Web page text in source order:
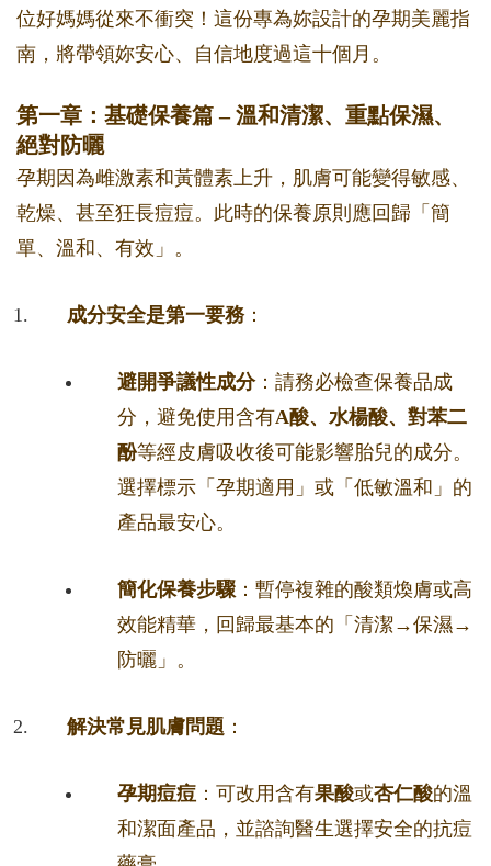
位好媽媽從來不衝突！這份專為妳設計的孕期美麗指
南，將帶領妳安心、自信地度過這十個月。
第一章：基礎保養篇 – 溫和清潔、重點保濕、
絕對防曬
孕期因為雌激素和黃體素上升，肌膚可能變得敏感、
乾燥、甚至狂長痘痘。此時的保養原則應回歸「簡
單、溫和、有效」。
成分安全是第一要務：
避開爭議性成分：請務必檢查保養品成
分，避免使用含有A酸、水楊酸、對苯二
酚等經皮膚吸收後可能影響胎兒的成分。
選擇標示「孕期適用」或「低敏溫和」的
產品最安心。
簡化保養步驟 ：暫停複雜的酸類煥膚或高
效能精華，回歸最基本的「清潔→保濕→
防曬」。
解決常見肌膚問題 ：
孕期痘痘 ：可改用含有果酸或杏仁酸的溫
和潔面產品，並諮詢醫生選擇安全的抗痘